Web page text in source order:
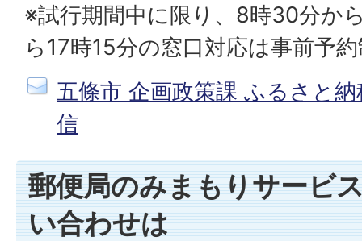
※試行期間中に限り、8時30分か
ら17時15分の窓口対応は事前予
五條市 企画政策課 ふるさと
信
郵便局のみまもりサービ
い合わせは